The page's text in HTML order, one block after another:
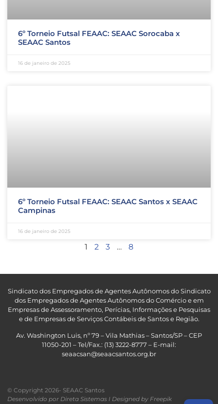
6º Torneio Futsal FEAAC: SEAAC Sorocaba x
SEAAC Santos
16 de janeiro de 2025
6º Torneio Futsal FEAAC: SEAAC Santos x SEAAC
Campinas
16 de janeiro de 2025
1 2 3 … 8
Sindicato dos Empregados de Agentes Autônomos do Sindicato
dos Empregados de Agentes Autônomos do Comércio e em
Empresas de Assessoramento, Perícias, Informações e Pesquisas
e de Empresas de Serviços Contábeis de Santos e Região.
Av. Washington Luis, nº 79 – Vila Mathias – Santos/SP – CEP
11050-201 – Tel/Fax.: (13) 3222-8777 – E-mail:
seaacsan@seaacsantos.org.br
© Copyright 2026- SEAAC Santos
Desenvolvido por Direta Sistemas I Designed by Freepik